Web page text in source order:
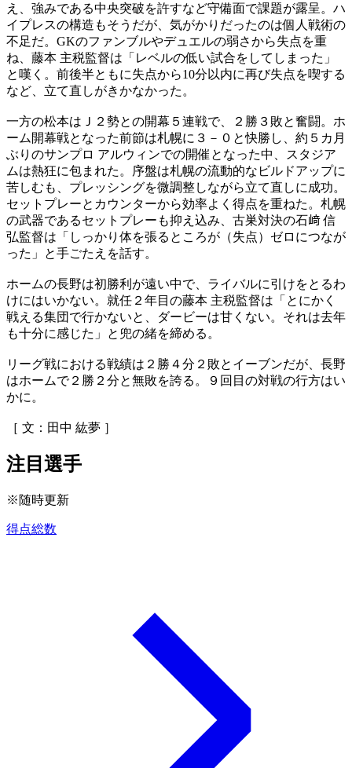
え、強みである中央突破を許すなど守備面で課題が露呈。ハ
イプレスの構造もそうだが、気がかりだったのは個人戦術の
不足だ。GKのファンブルやデュエルの弱さから失点を重
ね、藤本 主税監督は「レベルの低い試合をしてしまった」
と嘆く。前後半ともに失点から10分以内に再び失点を喫する
など、立て直しがきかなかった。
一方の松本はＪ２勢との開幕５連戦で、２勝３敗と奮闘。ホ
ーム開幕戦となった前節は札幌に３－０と快勝し、約５カ月
ぶりのサンプロ アルウィンでの開催となった中、スタジア
ムは熱狂に包まれた。序盤は札幌の流動的なビルドアップに
苦しむも、プレッシングを微調整しながら立て直しに成功。
セットプレーとカウンターから効率よく得点を重ねた。札幌
の武器であるセットプレーも抑え込み、古巣対決の石﨑 信
弘監督は「しっかり体を張るところが（失点）ゼロにつなが
った」と手ごたえを話す。
ホームの長野は初勝利が遠い中で、ライバルに引けをとるわ
けにはいかない。就任２年目の藤本 主税監督は「とにかく
戦える集団で行かないと、ダービーは甘くない。それは去年
も十分に感じた」と兜の緒を締める。
リーグ戦における戦績は２勝４分２敗とイーブンだが、長野
はホームで２勝２分と無敗を誇る。９回目の対戦の行方はい
かに。
［ 文：田中 紘夢 ］
注目選手
※随時更新
得点総数